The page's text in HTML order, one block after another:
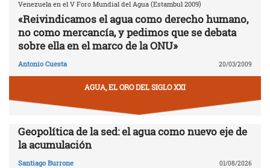
Venezuela en el V Foro Mundial del Agua (Estambul 2009)
«Reivindicamos el agua como derecho humano,
no como mercancía, y pedimos que se debata
sobre ella en el marco de la ONU»
Antonio Cuesta 20/03/2009
AGUA, EL ORO DEL SIGLO XXI
Geopolítica de la sed: el agua como nuevo eje de
la acumulación
Santiago Burrone 01/08/2026